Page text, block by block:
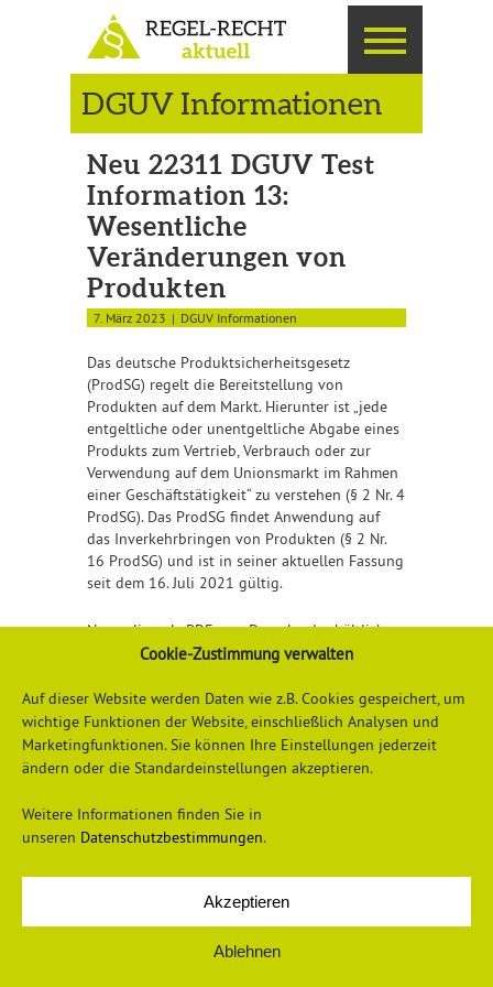
Cookie-Zustimmung verwalten
Auf dieser Website werden Daten wie z.B. Cookies gespeichert, um
wichtige Funktionen der Website, einschließlich Analysen und
Marketingfunktionen. Sie können Ihre Einstellungen jederzeit
ändern oder die Standardeinstellungen akzeptieren.
Weitere Informationen finden Sie in
unseren Datenschutzbestimmungen.
Akzeptieren
Ablehnen
DGUV Informationen
Neu 22311 DGUV Test
Information 13:
Wesentliche
Veränderungen von
Produkten
7. März 2023 DGUV Informationen
Das deutsche Produktsicherheitsgesetz
(ProdSG) regelt die Bereitstellung von
Produkten auf dem Markt. Hierunter ist „jede
entgeltliche oder unentgeltliche Abgabe eines
Produkts zum Vertrieb, Verbrauch oder zur
Verwendung auf dem Unionsmarkt im Rahmen
einer Geschäftstätigkeit“ zu verstehen (§ 2 Nr. 4
ProdSG). Das ProdSG findet Anwendung auf
das Inverkehrbringen von Produkten (§ 2 Nr.
16 ProdSG) und ist in seiner aktuellen Fassung
seit dem 16. Juli 2021 gültig.
Nur online als PDF zum Download erhältlich.
Datenschutzerklärung Impressum